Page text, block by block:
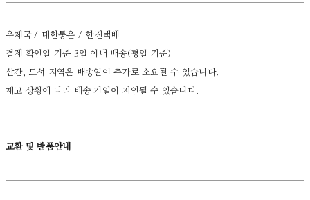
우체국 / 대한통운 / 한진택배
결제 확인일 기준 3일 이내 배송(평일 기준)
산간, 도서 지역은 배송일이 추가로 소요될 수 있습니다.
재고 상황에 따라 배송 기일이 지연될 수 있습니다.
교환 및 반품안내